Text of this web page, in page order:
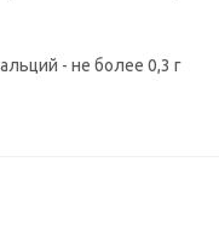
- не более 0,3 г